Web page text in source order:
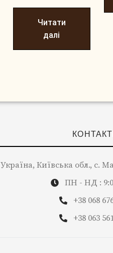
Читати
далі
Україна, Київська обл., с.
ПН - НД :
+38 068
+38 063